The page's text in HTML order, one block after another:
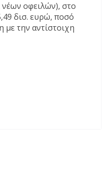
νέων οφειλών), στο
δισ. ευρώ, ποσό
με την αντίστοιχη